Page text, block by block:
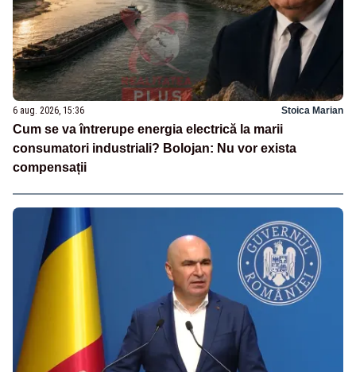
6 aug. 2026, 15:36 Stoica Marian
Cum se va întrerupe energia electrică la marii
consumatori industriali? Bolojan: Nu vor exista
compensații